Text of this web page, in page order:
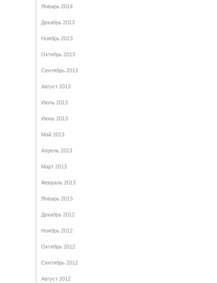
Январь 2014
Декабрь 2013
Ноябрь 2013
Октябрь 2013
Сентябрь 2013
Август 2013
Июль 2013
Июнь 2013
Май 2013
Апрель 2013
Март 2013
Февраль 2013
Январь 2013
Декабрь 2012
Ноябрь 2012
Октябрь 2012
Сентябрь 2012
Август 2012